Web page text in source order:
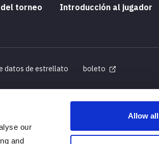
our
and
Allow all
torneo Introducción al jugador
datos de estrellato boleto